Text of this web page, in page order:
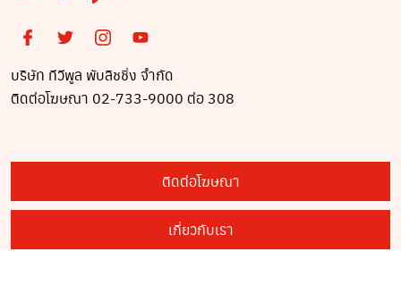
บริษัท ทีวีพูล พับลิชชิ่ง จำกัด
ติดต่อโฆษณา 02-733-9000 ต่อ 308
ติดต่อโฆษณา
เกี่ยวกับเรา